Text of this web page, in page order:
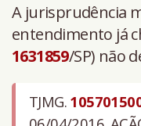
A jurisprudência
entendimento já
1631859/SP) não
TJMG.